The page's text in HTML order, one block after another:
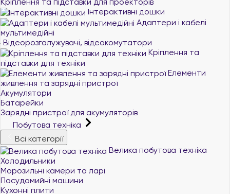
Інтерактивні дошки
Адаптери і кабелі
мультимедійні
Відеорозгалужувачі, відеокомутатори
Кріплення та
підставки для техніки
Елементи
живлення та зарядні пристрої
Акумулятори
Батарейки
Зарядні пристрої для акумуляторів
Побутова техніка
Всі категорії
Велика побутова техніка
Холодильники
Морозильні камери та ларі
Посудомийні машини
Кухонні плити